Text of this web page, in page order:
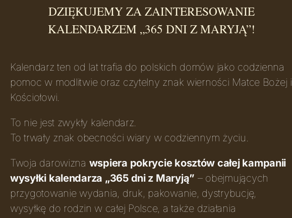
DZIĘKUJEMY ZA ZAINTERESOWANIE
KALENDARZEM „365 DNI Z MARYJĄ”!
Kalendarz ten od lat trafia do polskich domów jako codzienna
pomoc w modlitwie oraz czytelny znak wierności Matce Bożej i
Kościołowi.
To nie jest zwykły kalendarz.
To trwały znak obecności wiary w codziennym życiu.
Twoja darowizna wspiera pokrycie kosztów całej kampanii
wysyłki kalendarza „365 dni z Maryją” – obejmujących
przygotowanie wydania, druk, pakowanie, dystrybucję,
wysyłkę do rodzin w całej Polsce, a także działania